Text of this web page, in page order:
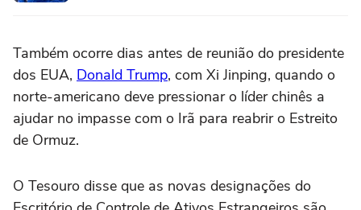
Também ocorre ‌dias antes de reunião do presidente
‌dos EUA, ⁠ Donald Trump, ⁠com Xi Jinping, quando o
norte-americano deve pressionar ⁠o ‌líder chinês a
‌ajudar no impasse com o Irã para reabrir o Estreito
de Ormuz.
O Tesouro disse que as novas ⁠designações do